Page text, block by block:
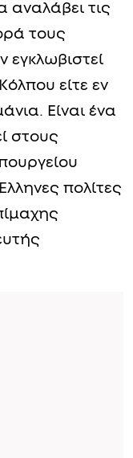
αναλάβει τις
τους
εγκλωβιστεί
είτε εν
Είναι ένα
στους
πολίτες